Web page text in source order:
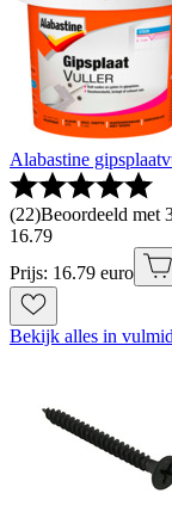
Alabastine
(22)Beoordeeld met
16.79
Prijs: 16.79 euro
Bekijk alles in